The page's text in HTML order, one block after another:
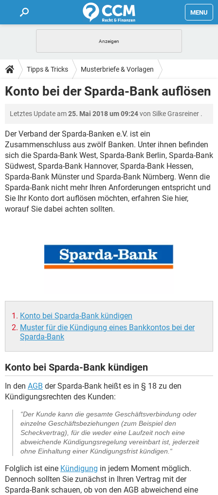
MENU
FORUM
TIPPS
LEXIKON
Tipps & Tricks Musterbriefe & Vorlagen
Konto bei der Sparda-Bank auflösen
Letztes Update am25. Mai 2018 um 09:24von Silke Grasreiner .
Der Verband der Sparda-Banken e.V. ist ein
Zusammenschluss aus zwölf Banken. Unter ihnen befinden
sich die Sparda-Bank West, Sparda-Bank Berlin, Sparda-Bank
Südwest, Sparda-Bank Hannover, Sparda-Bank Hessen,
Sparda-Bank Münster und Sparda-Bank Nürnberg. Wenn die
Sparda-Bank nicht mehr Ihren Anforderungen entspricht und
Sie Ihr Konto dort auflösen möchten, erfahren Sie hier,
worauf Sie dabei achten sollten.
Konto bei Sparda-Bank kündigen
Muster für die Kündigung eines Bankkontos bei der
Sparda-Bank
Konto bei Sparda-Bank kündigen
In den AGB der Sparda-Bank heißt es in § 18 zu den
Kündigungsrechten des Kunden:
“Der Kunde kann die gesamte Geschäftsverbindung oder
einzelne Geschäftsbeziehungen (zum Beispiel den
Scheckvertrag), für die weder eine Laufzeit noch eine
abweichende Kündigungsregelung vereinbart ist, jederzeit
ohne Einhaltung einer Kündigungsfrist kündigen.“
Folglich ist eine Kündigung in jedem Moment möglich.
Dennoch sollten Sie zunächst in Ihren Vertrag mit der
Sparda-Bank schauen, ob von den AGB abweichend eine